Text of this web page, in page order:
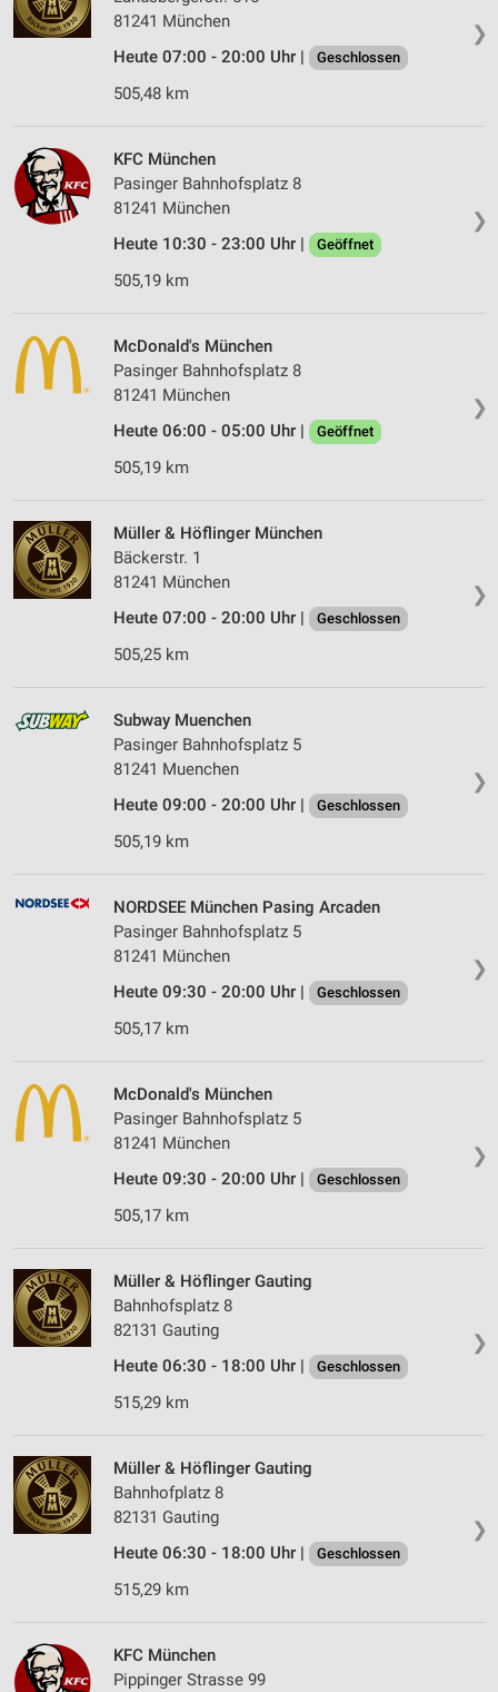
❯
81241 München
Heute 07:00 - 20:00 Uhr |
Geschlossen
505,48 km
❯
KFC München
Pasinger Bahnhofsplatz 8
81241 München
Heute 10:30 - 23:00 Uhr |
Geöffnet
505,19 km
❯
McDonald's München
Pasinger Bahnhofsplatz 8
81241 München
Heute 06:00 - 05:00 Uhr |
Geöffnet
505,19 km
❯
Müller & Höflinger München
Bäckerstr. 1
81241 München
Heute 07:00 - 20:00 Uhr |
Geschlossen
505,25 km
❯
Subway Muenchen
Pasinger Bahnhofsplatz 5
81241 Muenchen
Heute 09:00 - 20:00 Uhr |
Geschlossen
505,19 km
❯
NORDSEE München Pasing Arcaden
Pasinger Bahnhofsplatz 5
81241 München
Heute 09:30 - 20:00 Uhr |
Geschlossen
505,17 km
❯
McDonald's München
Pasinger Bahnhofsplatz 5
81241 München
Heute 09:30 - 20:00 Uhr |
Geschlossen
505,17 km
❯
Müller & Höflinger Gauting
Bahnhofsplatz 8
82131 Gauting
Heute 06:30 - 18:00 Uhr |
Geschlossen
515,29 km
❯
Müller & Höflinger Gauting
Bahnhofplatz 8
82131 Gauting
Heute 06:30 - 18:00 Uhr |
Geschlossen
515,29 km
KFC München
Pippinger Strasse 99